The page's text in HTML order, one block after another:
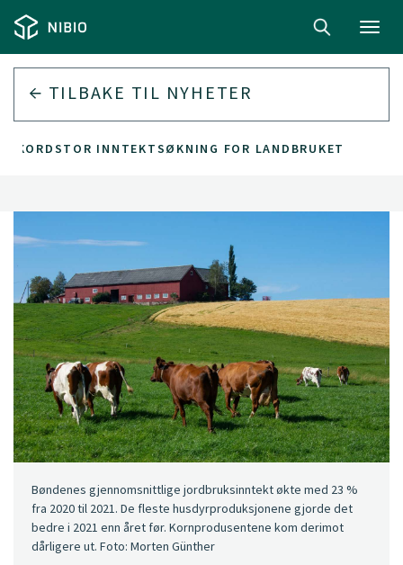
TILBAKE TIL NYHETER
REKORDSTOR INNTEKTSØKNING FOR LANDBRUKET
Bøndenes gjennomsnittlige jordbruksinntekt økte med 23 %
fra 2020 til 2021. De fleste husdyrproduksjonene gjorde det
bedre i 2021 enn året før. Kornprodusentene kom derimot
dårligere ut. Foto: Morten Günther